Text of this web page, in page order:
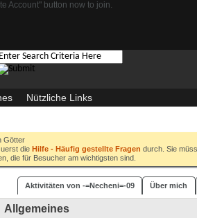
Account" button now to join.
Nützliche Links
Götter
die Hilfe - Häufig gestellte Fragen durch. Sie
die für Besucher am wichtigsten sind.
Aktivitäten von -=Necheni=-09 Über mich
Allgemeines